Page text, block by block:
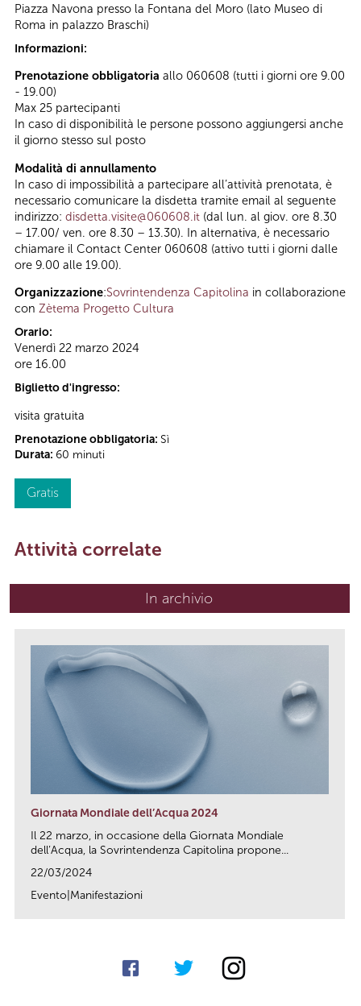
Piazza Navona presso la Fontana del Moro (lato Museo di
Roma in palazzo Braschi)
Informazioni:
Prenotazione obbligatoria allo 060608 (tutti i giorni ore 9.00
- 19.00)
Max 25 partecipanti
In caso di disponibilità le persone possono aggiungersi anche
il giorno stesso sul posto
Modalità di annullamento
In caso di impossibilità a partecipare all’attività prenotata, è
necessario comunicare la disdetta tramite email al seguente
indirizzo: disdetta.visite@060608.it (dal lun. al giov. ore 8.30
– 17.00/ ven. ore 8.30 – 13.30). In alternativa, è necessario
chiamare il Contact Center 060608 (attivo tutti i giorni dalle
ore 9.00 alle 19.00).
Organizzazione:Sovrintendenza Capitolina in collaborazione
con Zètema Progetto Cultura
Orario:
Venerdì 22 marzo 2024
ore 16.00
Biglietto d'ingresso:
visita gratuita
Prenotazione obbligatoria: Sì
Durata: 60 minuti
Gratis
Attività correlate
In archivio
Giornata Mondiale dell’Acqua 2024
Il 22 marzo, in occasione della Giornata Mondiale
dell’Acqua, la Sovrintendenza Capitolina propone...
22/03/2024
Evento|Manifestazioni